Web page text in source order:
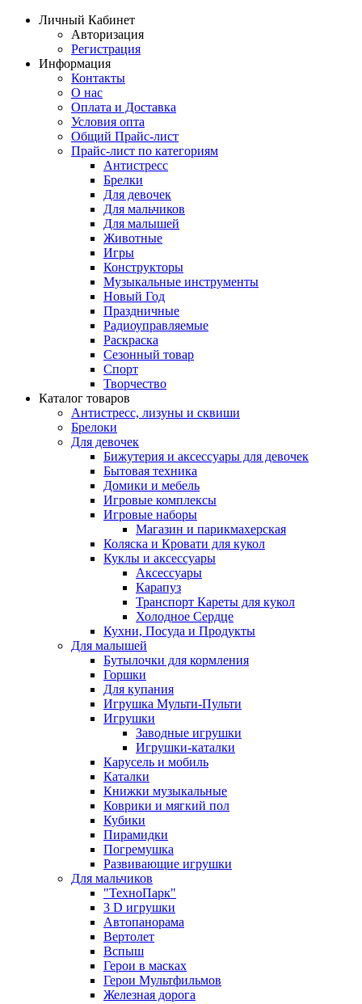
Личный Кабинет
Авторизация
Регистрация
Информация
Контакты
О нас
Оплата и Доставка
Условия опта
Общий Прайс-лист
Прайс-лист по категориям
Антистресс
Брелки
Для девочек
Для мальчиков
Для малышей
Животные
Игры
Конструкторы
Музыкальные инструменты
Новый Год
Праздничные
Радиоуправляемые
Раскраска
Сезонный товар
Спорт
Творчество
Каталог товаров
Антистресс, лизуны и сквиши
Брелоки
Для девочек
Бижутерия и аксессуары для девочек
Бытовая техника
Домики и мебель
Игровые комплексы
Игровые наборы
Магазин и парикмахерская
Коляска и Кровати для кукол
Куклы и аксессуары
Аксессуары
Карапуз
Транспорт Кареты для кукол
Холодное Сердце
Кухни, Посуда и Продукты
Для малышей
Бутылочки для кормления
Горшки
Для купания
Игрушка Мульти-Пульти
Игрушки
Заводные игрушки
Игрушки-каталки
Карусель и мобиль
Каталки
Книжки музыкальные
Коврики и мягкий пол
Кубики
Пирамидки
Погремушка
Развивающие игрушки
Для мальчиков
"ТехноПарк"
3 D игрушки
Автопанорама
Вертолет
Вспыш
Герои в масках
Герои Мультфильмов
Железная дорога